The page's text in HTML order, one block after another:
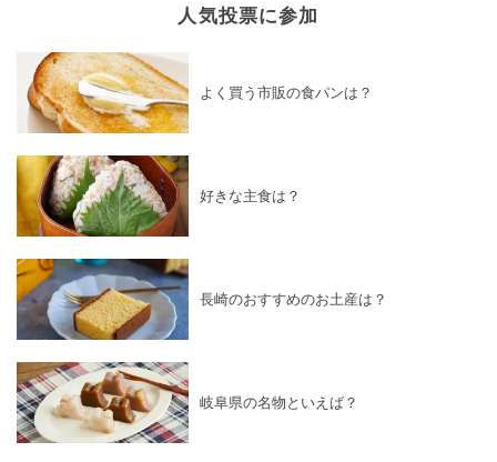
人気投票に参加
よく買う市販の食パンは？
好きな主食は？
長崎のおすすめのお土産は？
岐阜県の名物といえば？